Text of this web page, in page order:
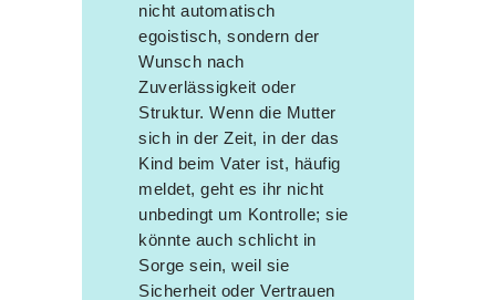
nicht automatisch
egoistisch, sondern der
Wunsch nach
Zuverlässigkeit oder
Struktur. Wenn die Mutter
sich in der Zeit, in der das
Kind beim Vater ist, häufig
meldet, geht es ihr nicht
unbedingt um Kontrolle; sie
könnte auch schlicht in
Sorge sein, weil sie
Sicherheit oder Vertrauen